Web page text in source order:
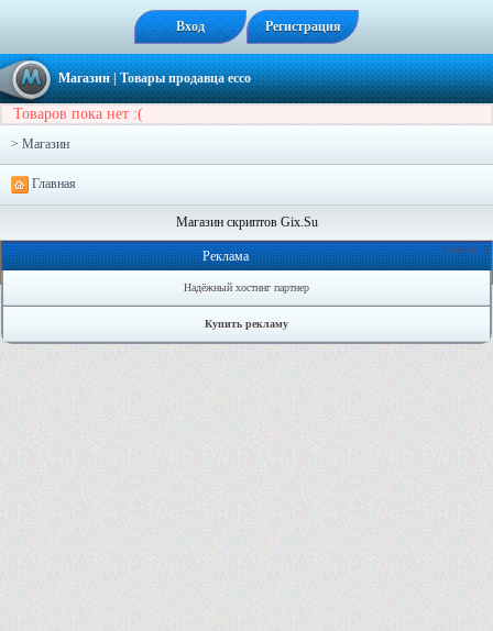
Вход Регистрация
Магазин| Товары продавцаecco
Товаров пока нет :(
> Магазин
Главная
Магазин скриптов Gix.Su
Онлайн: 1
Реклама
Надёжный хостинг партнер
Купить рекламу